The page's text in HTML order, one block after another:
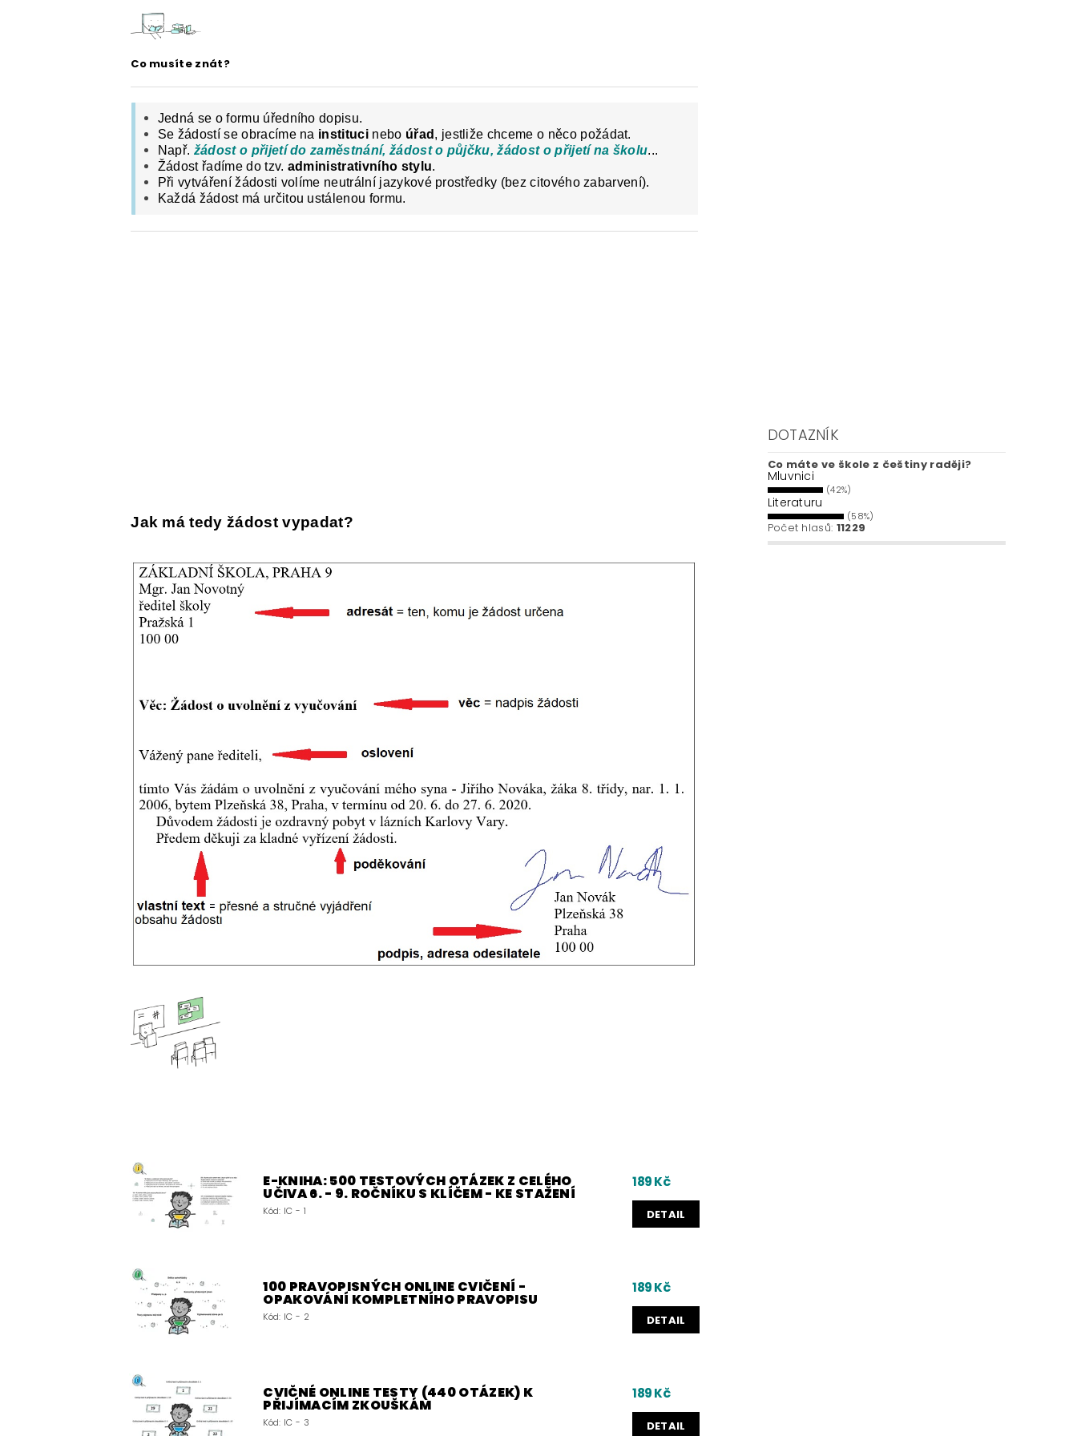
ČESKÝ JAZYK PRO STŘEDNÍ ŠKOLY
O NAŠICH STRÁNKÁCH
Co musíte znát?
Jedná se o formu úředního dopisu.
Se žádostí se obracíme na instituci nebo úřad , jestliže chceme o něco požádat.
Např. žádost o přijetí do zaměstnání, žádost o půjčku, žádost o přijetí na školu...
Žádost řadíme do tzv. administrativního stylu.
Při vytváření žádosti volíme neutrální jazykové prostředky (bez citového zabarvení).
Každá žádost má určitou ustálenou formu.
Jak má tedy žádost vypadat?
E-KNIHA: 500 TESTOVÝCH OTÁZEK Z CELÉHO
UČIVA 6. - 9. ROČNÍKU S KLÍČEM - KE STAŽENÍ
Kód: IC - 1
189 Kč
DETAIL
100 PRAVOPISNÝCH ONLINE CVIČENÍ -
OPAKOVÁNÍ KOMPLETNÍHO PRAVOPISU
Kód: IC - 2
189 Kč
DETAIL
CVIČNÉ ONLINE TESTY (440 OTÁZEK) K
PŘIJÍMACÍM ZKOUŠKÁM
Kód: IC - 3
189 Kč
DETAIL
DOTAZNÍK
Co máte ve škole z češtiny raději?
Mluvnici
(42%)
Literaturu
(58%)
Počet hlasů: 11229